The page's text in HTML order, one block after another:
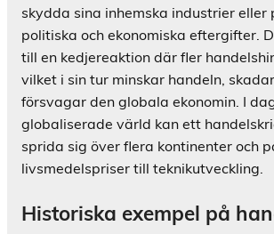
skydda sina inhemska industrier eller
politiska och ekonomiska eftergifter.
till en kedjereaktion där fler
vilket i sin tur minskar handeln,
försvagar den globala ekonomin. I
globaliserade värld kan ett
sprida sig över flera kontinenter och
livsmedelspriser till teknikutveckling.
Historiska exempel på